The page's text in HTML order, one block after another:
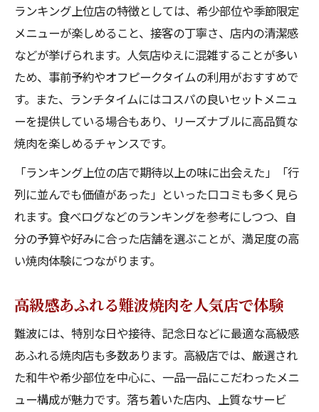
ランキング上位店の特徴としては、希少部位や季節限定
メニューが楽しめること、接客の丁寧さ、店内の清潔感
などが挙げられます。人気店ゆえに混雑することが多い
ため、事前予約やオフピークタイムの利用がおすすめで
す。また、ランチタイムにはコスパの良いセットメニュ
ーを提供している場合もあり、リーズナブルに高品質な
焼肉を楽しめるチャンスです。
「ランキング上位の店で期待以上の味に出会えた」「行
列に並んでも価値があった」といった口コミも多く見ら
れます。食べログなどのランキングを参考にしつつ、自
分の予算や好みに合った店舗を選ぶことが、満足度の高
い焼肉体験につながります。
高級感あふれる難波焼肉を人気店で体験
難波には、特別な日や接待、記念日などに最適な高級感
あふれる焼肉店も多数あります。高級店では、厳選され
た和牛や希少部位を中心に、一品一品にこだわったメニ
ュー構成が魅力です。落ち着いた店内、上質なサービ